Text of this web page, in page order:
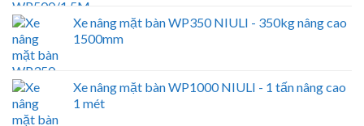
Xe nâng mặt bàn WP350 NIULI - 350kg nâng cao
1500mm
Xe nâng mặt bàn WP1000 NIULI - 1 tấn nâng cao
1 mét